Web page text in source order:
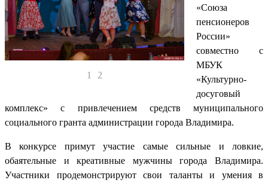
1 2
«Союза
пенсионеров
России»
совместно с
МБУК
«Культурно-
досуговый
комплекс» с привлечением средств муниципального
социального гранта администрации города Владимира.
В конкурсе примут участие самые сильные и ловкие,
обаятельные и креативные мужчины города Владимира.
Участники продемонстрируют свои таланты и умения в